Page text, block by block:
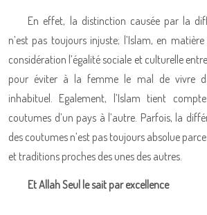
En effet, la distinction causée par la
n’est pas toujours injuste; l’Islam, en
considération l’égalité sociale et culturelle
pour éviter à la femme le mal de vivre
inhabituel. Egalement, l’Islam tient
coutumes d’un pays à l’autre. Parfois, la
des coutumes n’est pas toujours absolue
et traditions proches des unes des autres.
Et Allah Seul le sait par excellence